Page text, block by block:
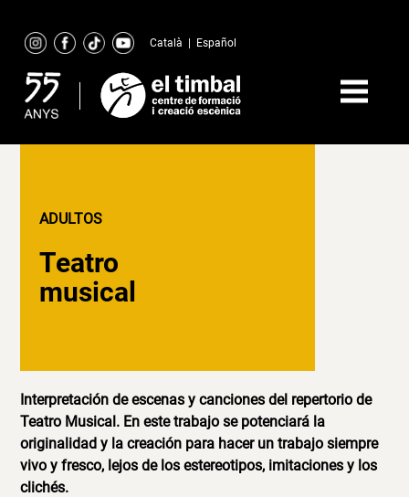
content
Català Español
ADULTOS
Teatro
musical
Interpretación de escenas y canciones del repertorio de
Teatro Musical. En este trabajo se potenciará la
originalidad y la creación para hacer un trabajo siempre
vivo y fresco, lejos de los estereotipos, imitaciones y los
clichés.